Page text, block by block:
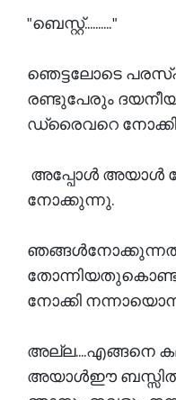
"ബെസ്റ്റ്.......... "
ഞെട്ടലോടെ
രണ്ടുപേരും
ഡ്രൈവറെ
അപ്പോൾ അയാൾ
നോക്കുന്നു.
തോന്നിയതുകൊണ്ട്
നോക്കി നന്നായൊന്ന്
അല്ല....എങ്ങനെ
അയാൾഈ